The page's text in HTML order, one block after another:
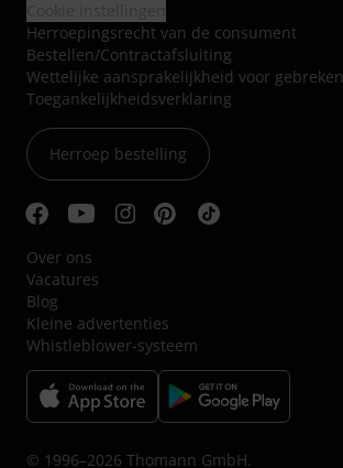
Herroepingsrecht van de consument
Bestellen/Contractafsluiting
Wettelijke aansprakelijkheid voor gebreken
Toegankelijkheidsverklaring
Herroep bestelling
Over ons
Vacatures
Blog
Kleine advertenties
Whistleblower-systeem
© 1996–2026 Thomann GmbH.